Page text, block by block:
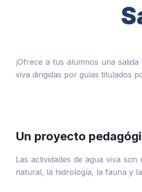
¡Ofrece a tus alumnos una
viva dirigidas por guías titulados
Un proyecto
Las actividades de agua viva
natural, la hidrología, la fauna y